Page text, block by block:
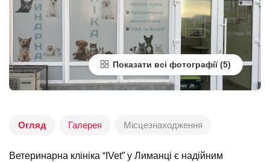
Показати всі фотографії
Огляд Галерея Місцезнаходження
Ветеринарна клініка “IVet” у Лиманці є надійним